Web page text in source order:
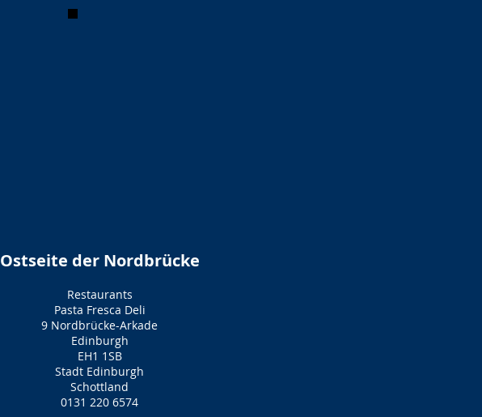
Ostseite der Nordbrücke
Restaurants
Pasta Fresca Deli
9 Nordbrücke-Arkade
Edinburgh
EH1 1SB
Stadt Edinburgh
Schottland
0131 220 6574